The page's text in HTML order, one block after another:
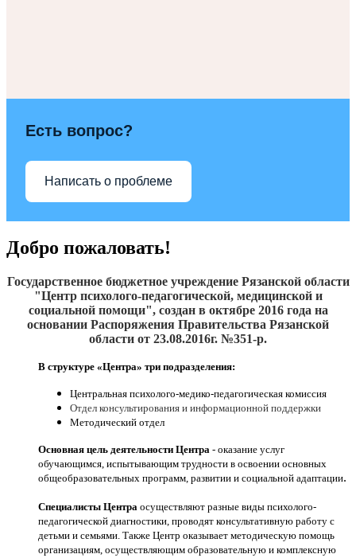
Есть вопрос?
Написать о проблеме
Добро пожаловать!
Государственное бюджетное учреждение Рязанской области
"Центр психолого-педагогической, медицинской и
социальной помощи", создан в октябре 2016года на
основании Распоряжения Правительства Рязанской
области от 23.08.2016г. №351-р.
В структуре «Центра» три подразделения:
Центральная психолого-медико-педагогическая комиссия
Отдел консультирования и информационной поддержки
Методический отдел
Основная цель деятельности Центра - оказание услуг
обучающимся, испытывающим трудности в освоении основных
общеобразовательных программ, развитии и социальной адаптации.
Специалисты Центра осуществляют разные виды психолого-
педагогической диагностики, проводят консультативную работу с
детьми и семьями. Также Центр оказывает методическую помощь
организациям, осуществляющим образовательную и комплексную